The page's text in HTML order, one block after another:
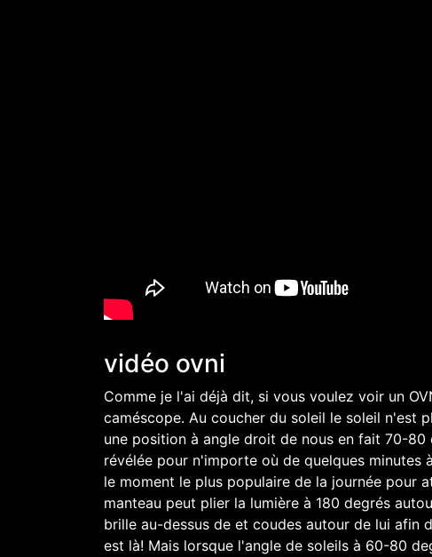
vidéo ovni
Comme je l'ai déjà dit, si vous voulez voir un
caméscope. Au coucher du soleil le soleil n'est
une position à angle droit de nous en fait 70-
révélée pour n'importe où de quelques minutes
le moment le plus populaire de la journée pour
manteau peut plier la lumière à 180 degrés
brille au-dessus de et coudes autour de lui afin
est là! Mais lorsque l'angle de soleils à 60-80